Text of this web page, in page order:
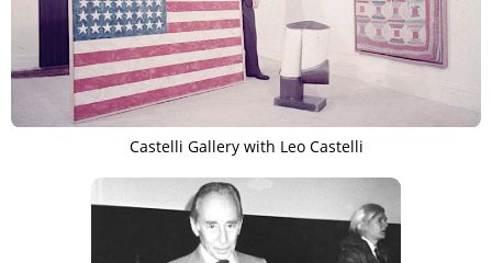
Castelli Gallery with Leo Castelli